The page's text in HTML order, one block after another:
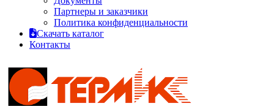
Партнеры и заказчики
Политика конфиденциальности
Скачать каталог
Контакты